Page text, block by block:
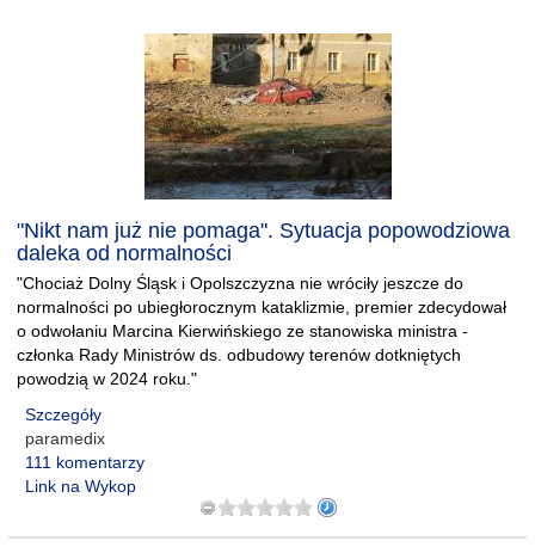
"Nikt nam już nie pomaga". Sytuacja popowodziowa
daleka od normalności
"Chociaż Dolny Śląsk i Opolszczyzna nie wróciły jeszcze do
normalności po ubiegłorocznym kataklizmie, premier zdecydował
o odwołaniu Marcina Kierwińskiego ze stanowiska ministra -
członka Rady Ministrów ds. odbudowy terenów dotkniętych
powodzią w 2024 roku."
Szczegóły
paramedix
111 komentarzy
Link na Wykop